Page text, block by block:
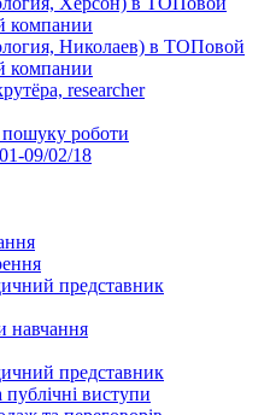
компании
Николаев) в ТОПовой
компании
researcher
пошуку роботи
09/02/18
представник
навчання
представник
публічні виступи